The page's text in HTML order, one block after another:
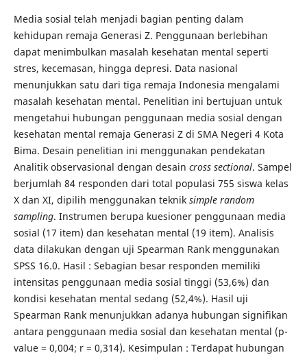
Media sosial telah menjadi bagian penting dalam
kehidupan remaja Generasi Z. Penggunaan berlebihan
dapat menimbulkan masalah kesehatan mental seperti
stres, kecemasan, hingga depresi. Data nasional
menunjukkan satu dari tiga remaja Indonesia mengalami
masalah kesehatan mental. Penelitian ini bertujuan untuk
mengetahui hubungan penggunaan media sosial dengan
kesehatan mental remaja Generasi Z di SMA Negeri 4 Kota
Bima. Desain penelitian ini menggunakan pendekatan
Analitik observasional dengan desain cross sectional. Sampel
berjumlah 84 responden dari total populasi 755 siswa kelas
X dan XI, dipilih menggunakan teknik simple random
sampling. Instrumen berupa kuesioner penggunaan media
sosial (17 item) dan kesehatan mental (19 item). Analisis
data dilakukan dengan uji Spearman Rank menggunakan
SPSS 16.0. Hasil : Sebagian besar responden memiliki
intensitas penggunaan media sosial tinggi (53,6%) dan
kondisi kesehatan mental sedang (52,4%). Hasil uji
Spearman Rank menunjukkan adanya hubungan signifikan
antara penggunaan media sosial dan kesehatan mental (p-
value = 0,004; r = 0,314). Kesimpulan : Terdapat hubungan